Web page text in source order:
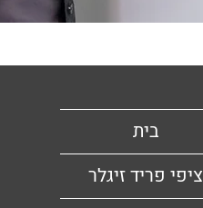
בית
ציפי פריד זיגלר